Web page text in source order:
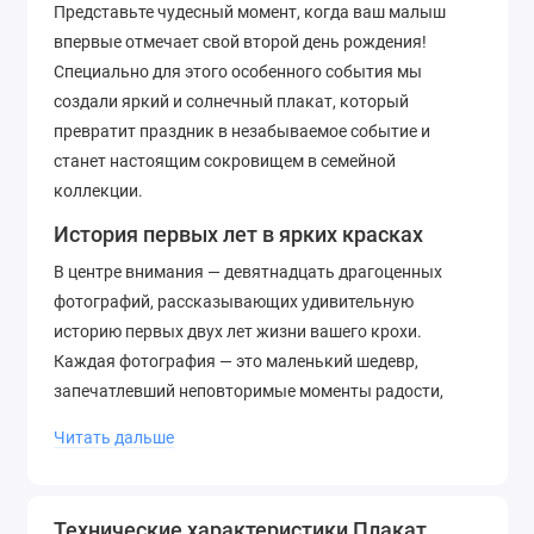
Представьте чудесный момент, когда ваш малыш
впервые отмечает свой второй день рождения!
Специально для этого особенного события мы
создали яркий и солнечный плакат, который
превратит праздник в незабываемое событие и
станет настоящим сокровищем в семейной
коллекции.
История первых лет в ярких красках
В центре внимания — девятнадцать драгоценных
фотографий, рассказывающих удивительную
историю первых двух лет жизни вашего крохи.
Каждая фотография — это маленький шедевр,
запечатлевший неповторимые моменты радости,
настоящим произведением искусства. Этот
Читать дальше